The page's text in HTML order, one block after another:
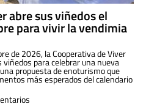
abre sus viñedos el
para vivir la vendimia
de 2026, la Cooperativa de Viver
para celebrar una nueva
una propuesta de enoturismo que
más esperados del calendario